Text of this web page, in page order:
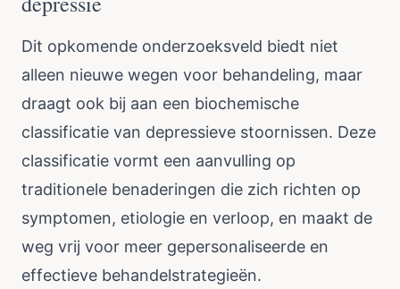
Dit opkomende onderzoeksveld biedt niet
alleen nieuwe wegen voor behandeling, maar
draagt ook bij aan een biochemische
classificatie van depressieve stoornissen. Deze
classificatie vormt een aanvulling op
traditionele benaderingen die zich richten op
symptomen, etiologie en verloop, en maakt de
weg vrij voor meer gepersonaliseerde en
effectieve behandelstrategieën.